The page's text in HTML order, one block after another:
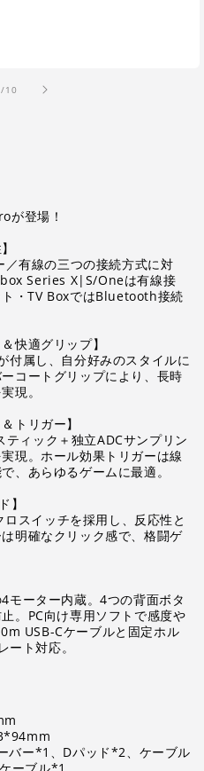
/の
10
が登場！
有線の三つの接続方式に対
Series X|S/Oneは有線接
・TV BoxではBluetooth接続
快適グリップ】
付属し、自分好みのスタイルに
コートグリップにより、長時
現。
トリガー】
ィック＋独立ADCサンプリン
現。ホール効果トリガーは線
、あらゆるゲームに最適。
】
スイッチを採用し、反応性と
明確なクリック感で、格闘ゲ
モーター内蔵。4つの背面ボタ
。PC向け専用ソフトで感度や
USB-Cケーブルと固定ホル
ト対応。
バー*1、Dパッド*2、ケーブル